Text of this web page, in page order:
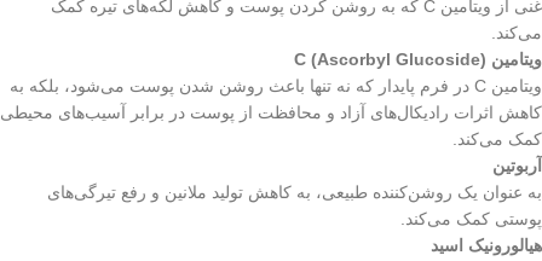
غنی از ویتامین C که به روشن کردن پوست و کاهش لکه‌های تیره کمک
می‌کند.
ویتامین C (Ascorbyl Glucoside)
ویتامین C در فرم پایدار که نه تنها باعث روشن شدن پوست می‌شود، بلکه به
کاهش اثرات رادیکال‌های آزاد و محافظت از پوست در برابر آسیب‌های محیطی
کمک می‌کند.
آربوتین
به عنوان یک روشن‌کننده طبیعی، به کاهش تولید ملانین و رفع تیرگی‌های
پوستی کمک می‌کند.
هیالورونیک اسید